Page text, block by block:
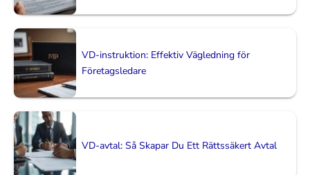
VD-instruktion: Effektiv Vägledning för
Företagsledare
VD-avtal: Så Skapar Du Ett Rättssäkert Avtal